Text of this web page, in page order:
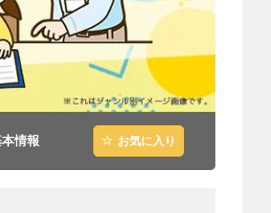
情報 お気に入り